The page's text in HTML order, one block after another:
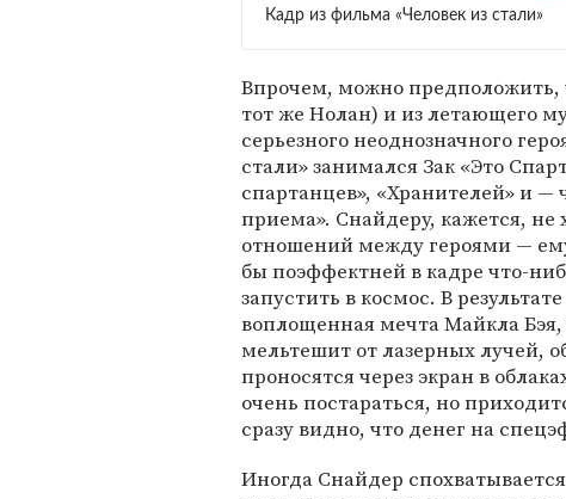
Кадр из фильма «Человек из стали»
Впрочем, можно предположить,
тот же Нолан) и из летающего
серьезного неоднозначного
стали» занимался Зак «Это
спартанцев», «Хранителей» и
приема». Снайдеру, кажется, не
отношений между героями —
бы поэффектней в кадре что-
запустить в космос. В
воплощенная мечта Майкла Бэя,
мельтешит от лазерных лучей,
проносятся через экран в
очень постараться, но
сразу видно, что денег на
Иногда Снайдер